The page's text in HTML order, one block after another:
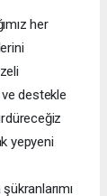
her
destekle
yepyeni